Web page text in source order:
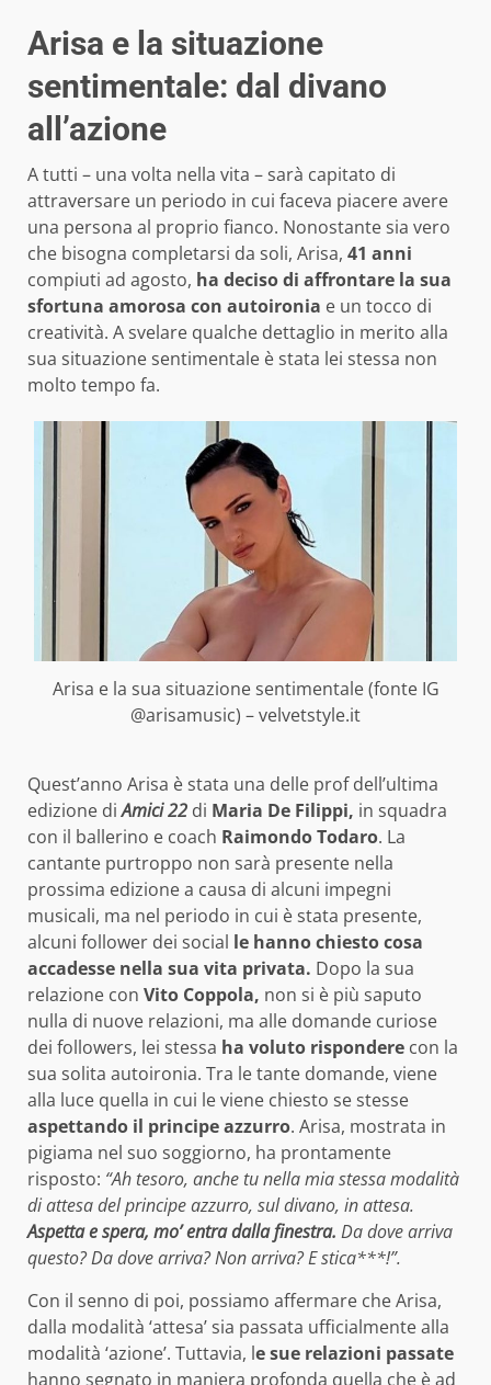
Arisa e la situazione
sentimentale: dal divano
all’azione
A tutti – una volta nella vita – sarà capitato di
attraversare un periodo in cui faceva piacere avere
una persona al proprio fianco. Nonostante sia vero
che bisogna completarsi da soli, Arisa, 41 anni
compiuti ad agosto, ha deciso di affrontare la sua
sfortuna amorosa con autoironia e un tocco di
creatività. A svelare qualche dettaglio in merito alla
sua situazione sentimentale è stata lei stessa non
molto tempo fa.
Arisa e la sua situazione sentimentale (fonte IG
@arisamusic) – velvetstyle.it
Quest’anno Arisa è stata una delle prof dell’ultima
edizione diAmici 22 di Maria De Filippi, in squadra
con il ballerino e coach Raimondo Todaro. La
cantante purtroppo non sarà presente nella
prossima edizione a causa di alcuni impegni
musicali, ma nel periodo in cui è stata presente,
alcuni follower dei social le hanno chiesto cosa
accadesse nella sua vita privata. Dopo la sua
relazione con Vito Coppola, non si è più saputo
nulla di nuove relazioni, ma alle domande curiose
dei followers, lei stessa ha voluto rispondere con la
sua solita autoironia. Tra le tante domande, viene
alla luce quella in cui le viene chiesto se stesse
aspettando il principe azzurro. Arisa, mostrata in
pigiama nel suo soggiorno, ha prontamente
risposto: “Ah tesoro, anche tu nella mia stessa modalità
di attesa del principe azzurro, sul divano, in attesa.
Aspetta e spera, mo’ entra dalla finestra. Da dove arriva
questo? Da dove arriva? Non arriva? E stica***!”.
Con il senno di poi, possiamo affermare che Arisa,
dalla modalità ‘attesa’ sia passata ufficialmente alla
modalità ‘azione’. Tuttavia, le sue relazioni passate
hanno segnato in maniera profonda quella che è ad